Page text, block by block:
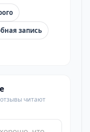
запись
читают